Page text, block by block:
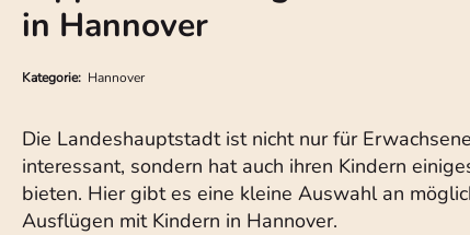
in Hannover
Kategorie: Hannover
Die Landeshauptstadt ist nicht nur für Erwachsene
interessant, sondern hat auch ihren Kindern
bieten. Hier gibt es eine kleine Auswahl an
Ausflügen mit Kindern in Hannover.